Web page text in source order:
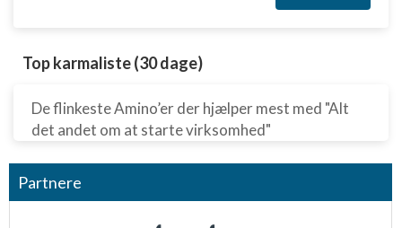
Top karmaliste (30 dage)
De flinkeste Amino’er der hjælper mest med "Alt
det andet om at starte virksomhed"
Partnere